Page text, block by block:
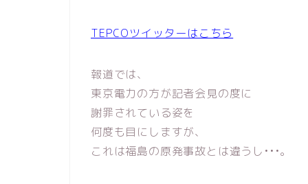
TEPCOツイッターはこちら
報道では、
東京電力の方が記者会見の度に
謝罪されている姿を
何度も目にしますが、
これは福島の原発事故とは違うし•••。